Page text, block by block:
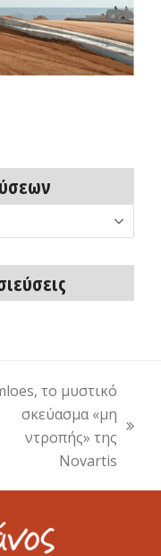
το μυστικό
σκεύασμα «μη
ντροπής» της
Novartis